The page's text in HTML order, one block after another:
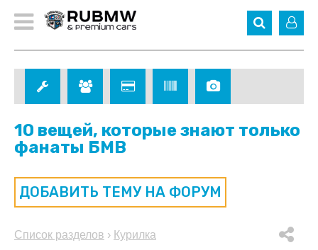
10 вещей, которые знают только
фанаты БМВ
ДОБАВИТЬ ТЕМУ НА ФОРУМ
Список разделов › Курилка